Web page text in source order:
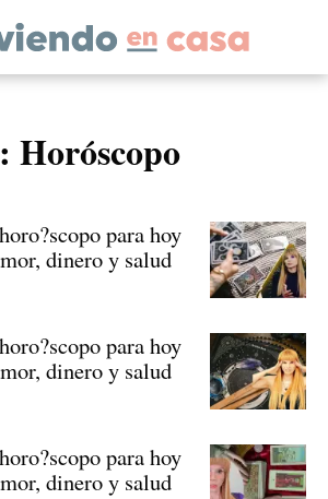
Horóscopo
para hoy
dinero y salud
para hoy
dinero y salud
para hoy
dinero y salud